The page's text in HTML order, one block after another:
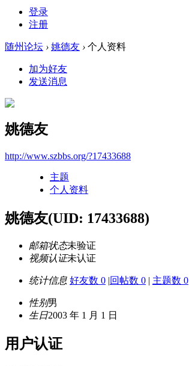
登录
注册
随州论坛 › 姚德友 › 个人资料
加为好友
发送消息
姚德友
http://www.szbbs.org/?17433688
主题
个人资料
姚德友(UID: 17433688)
邮箱状态未验证
视频认证未认证
统计信息 好友数 0 |回帖数 0 | 主题数 0
性别男
生日2003 年 1 月 1 日
用户认证